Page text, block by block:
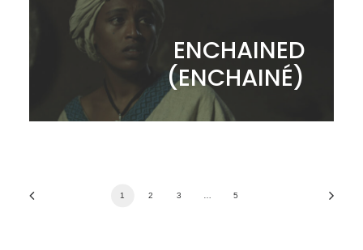
ENCHAINED
(ENCHAINÉ)
1 2 3 5